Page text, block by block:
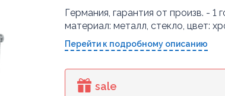
Германия, гарантия от произв. - 1
материал: металл, стекло, цвет:
Перейти к подробному описанию
sale